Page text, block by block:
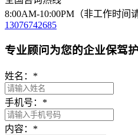
8:00AM-10:00PM（非工作时间
13076742685
专业顾问为您的企业保驾
姓名： *
手机号： *
内容： *